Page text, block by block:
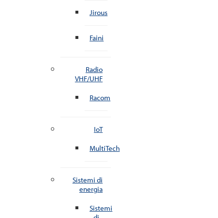
Jirous
Faini
Radio
VHF/UHF
Racom
IoT
MultiTech
Sistemi di
energia
Sistemi